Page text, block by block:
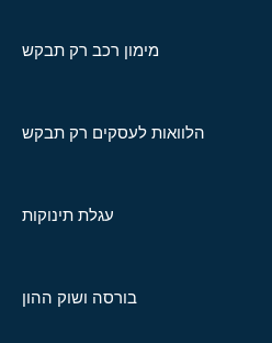
מימון רכב רק תבקש
הלוואות לעסקים רק תבקש
עגלת תינוקות
בורסה ושוק ההון